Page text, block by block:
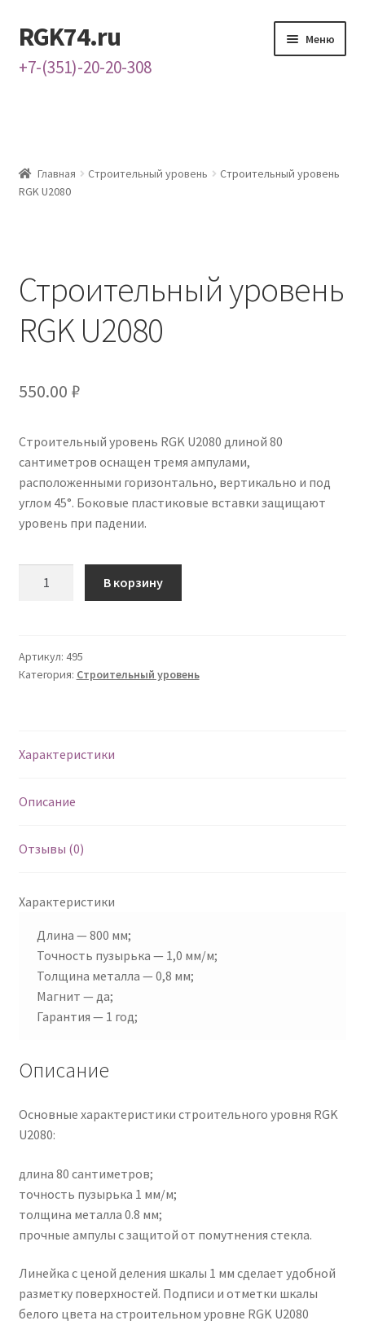
Перейти
к
навигации
Перейти
к
содержимому
RGK74.ru
+7-(351)-20-20-308
Меню
Контакты
Главная Строительный уровень
Строительный уровень
RGK U2080
Строительный уровень
RGK U2080
550.00 ₽
Строительный уровень RGK U2080 длиной 80
сантиметров оснащен тремя ампулами,
расположенными горизонтально, вертикально и под
углом 45°. Боковые пластиковые вставки защищают
уровень при падении.
В корзину
Артикул: 495
Категория: Строительный уровень
Характеристики
Описание
Отзывы (0)
Характеристики
Длина — 800 мм;
Точность пузырька — 1,0 мм/м;
Толщина металла — 0,8 мм;
Магнит — да;
Гарантия — 1 год;
Описание
Основные характеристики строительного уровня RGK
U2080:
длина 80 сантиметров;
точность пузырька 1 мм/м;
толщина металла 0.8 мм;
прочные ампулы с защитой от помутнения стекла.
Линейка с ценой деления шкалы 1 мм сделает удобной
разметку поверхностей. Подписи и отметки шкалы
белого цвета на строительном уровне RGK U2080